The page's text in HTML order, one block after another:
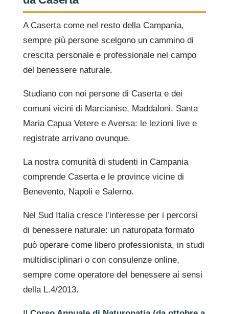
A Caserta come nel resto della Campania,
sempre più persone scelgono un cammino di
crescita personale e professionale nel campo
del benessere naturale.
Studiano con noi persone di Caserta e dei
comuni vicini di Marcianise, Maddaloni, Santa
Maria Capua Vetere e Aversa: le lezioni live e
registrate arrivano ovunque.
La nostra comunità di studenti in Campania
comprende Caserta e le province vicine di
Benevento, Napoli e Salerno.
Nel Sud Italia cresce l’interesse per i percorsi
di benessere naturale: un naturopata formato
può operare come libero professionista, in studi
multidisciplinari o con consulenze online,
sempre come operatore del benessere ai sensi
della L.4/2013.